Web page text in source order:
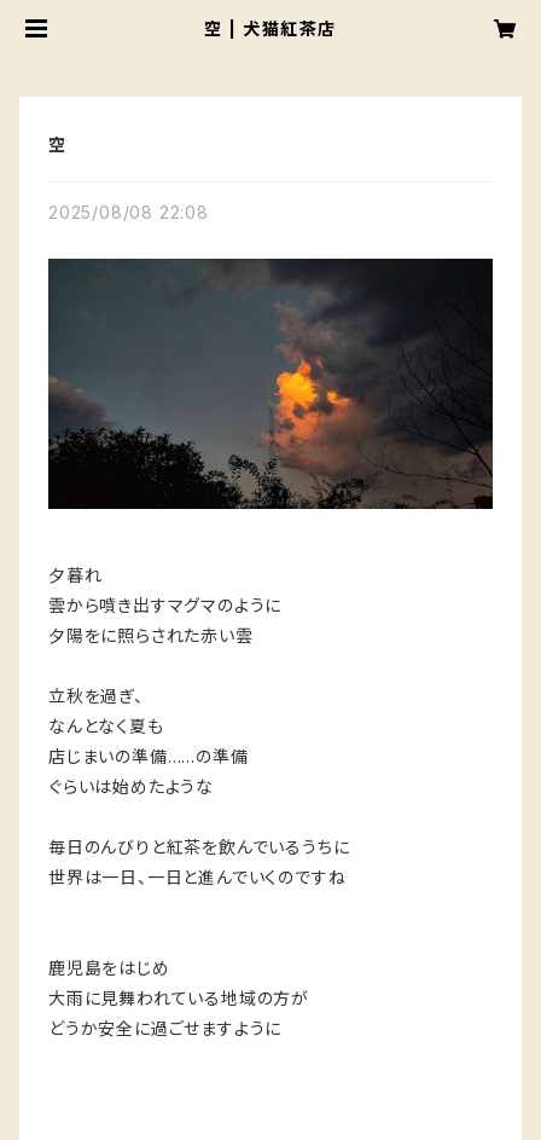
空 | 犬猫紅茶店
空
2025/08/08 22:08
夕暮れ
雲から噴き出すマグマのように
夕陽をに照らされた赤い雲
立秋を過ぎ、
なんとなく夏も
店じまいの準備……の準備
ぐらいは始めたような
毎日のんびりと紅茶を飲んでいるうちに
世界は一日、一日と進んでいくのですね
鹿児島をはじめ
大雨に見舞われている地域の方が
どうか安全に過ごせますように